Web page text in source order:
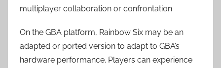
multiplayer collaboration or confrontation
On the GBA platform, Rainbow Six may be an
adapted or ported version to adapt to GBA’s
hardware performance. Players can experience